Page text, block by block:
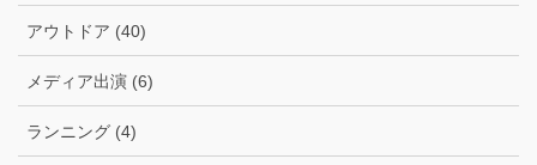
アウトドア (40)
メディア出演 (6)
ランニング (4)